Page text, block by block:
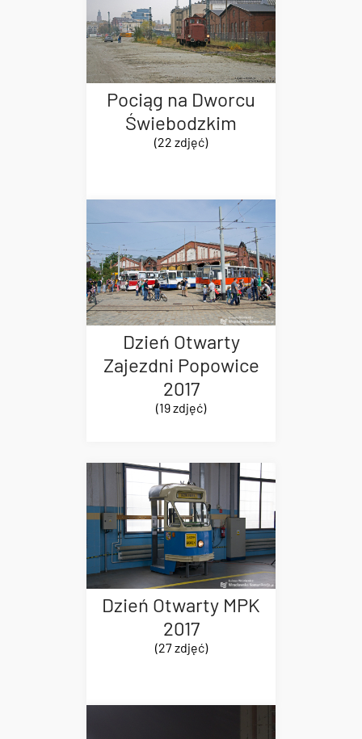
Pociąg na Dworcu
Świebodzkim
(22 zdjęć)
Dzień Otwarty
Zajezdni Popowice
2017
(19 zdjęć)
Dzień Otwarty MPK
2017
(27 zdjęć)